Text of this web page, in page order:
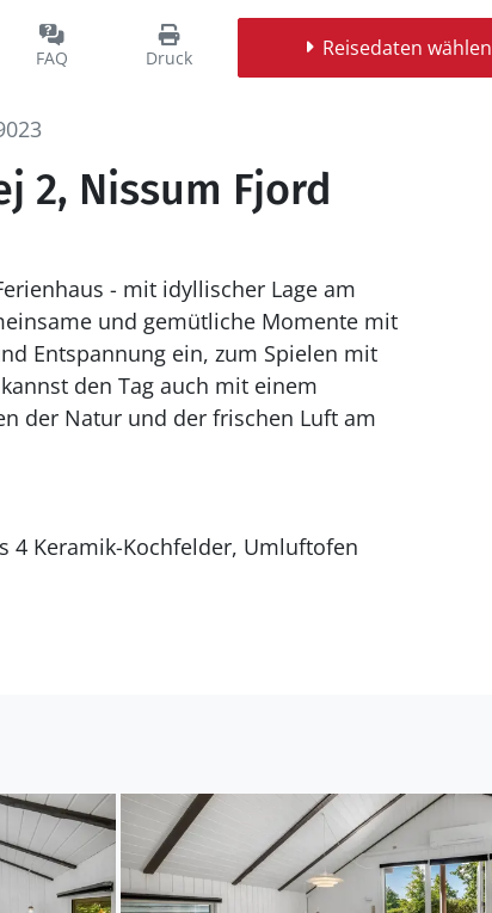
FAQ Druck Reisedaten wählen
2, Nissum Fjord
- mit idyllischer Lage am
und gemütliche Momente mit
den Tag auch mit einem
der Natur und der frischen Luft am
Es steht ein offenes
Parkplatz auf dem Grundstück.